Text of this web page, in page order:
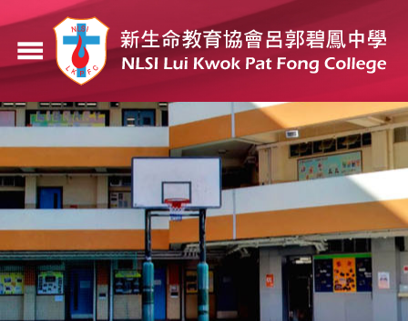
main
content
menu